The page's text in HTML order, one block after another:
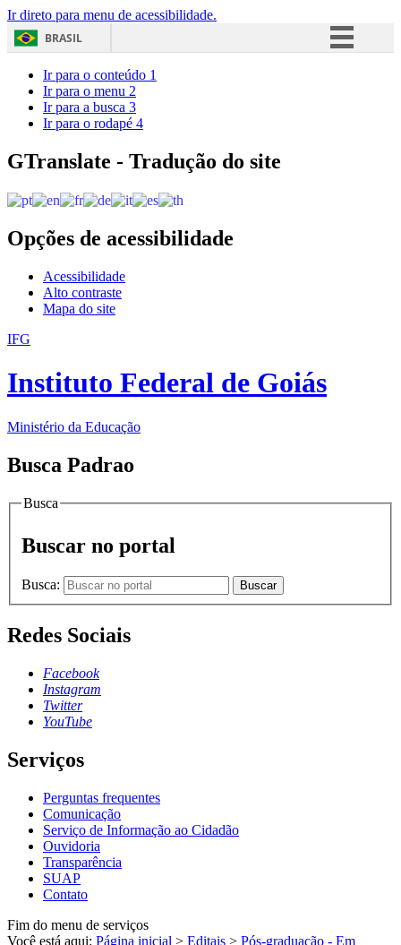
Ir direto para menu de acessibilidade.
BRASIL
Acesso à informação
Ir para o conteúdo 1
Ir para o menu 2
Ir para a busca 3
Ir para o rodapé 4
GTranslate - Tradução do site
Opções de acessibilidade
Acessibilidade
Alto contraste
Mapa do site
IFG
Instituto Federal de Goiás
Ministério da Educação
Busca Padrao
Busca
Buscar no portal
Busca: Buscar
Redes Sociais
Facebook
Instagram
Twitter
YouTube
Serviços
Perguntas frequentes
Comunicação
Serviço de Informação ao Cidadão
Ouvidoria
Transparência
SUAP
Contato
Fim do menu de serviços
Você está aqui: Página inicial > Editais > Pós-graduação - Em